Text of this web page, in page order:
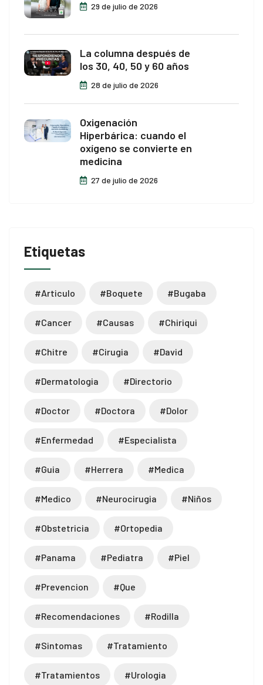
29 de julio de 2026
La columna después de
los 30, 40, 50 y 60 años
28 de julio de 2026
Oxigenación
Hiperbárica: cuando el
oxígeno se convierte en
medicina
27 de julio de 2026
Etiquetas
#articulo #boquete #bugaba
#cancer #causas #chiriqui
#chitre #cirugia #david
#dermatologia #directorio
#doctor #doctora #dolor
#enfermedad #especialista
#guia #herrera #medica
#medico #neurocirugia #niños
#obstetricia #ortopedia
#panama #pediatra #piel
#prevencion #que
#recomendaciones #rodilla
#sintomas #tratamiento
#tratamientos #urologia